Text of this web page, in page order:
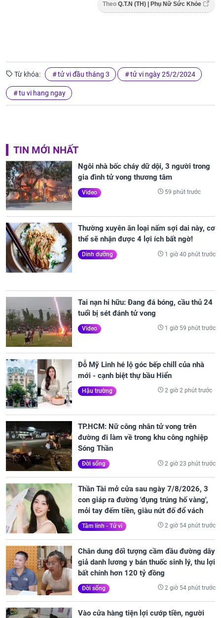
Theo Q.T.N (TH) | Phụ Nữ Sức Khỏe
Từ khóa: tử vi đầu tháng 3 tử vi ngày 25/2/2024
tu vi hang ngay
TIN MỚI NHẤT
Ngôi nhà bốc cháy dữ dội, 3 người trong
gia đình tử vong thương tâm
Video 59 phút trước
Thường xuyên ăn loại nấm sợi dai này, cơ
thể sẽ nhận được 4 lợi ích bất ngờ!
Dinh dưỡng 1 giờ 40 phút trước
Tai nạn hi hữu: Đang đá bóng, cầu thủ 24
tuổi bị sét đánh tử vong
Video 1 giờ 59 phút trước
Đỗ Mỹ Linh hé lộ góc bếp chill của nhà
mới - cạnh biệt thự bầu Hiển
Hậu trường 2 giờ 2 phút trước
TP.HCM: Nữ công nhân tử vong trên
đường đi làm về trong khu công nghiệp
Sóng Thần
Đời sống 2 giờ 23 phút trước
Thần Tài mở cửa sau ngày 7/8/2026, 3
con giáp ra đường 'đụng trúng hố vàng',
mỏi tay đếm tiền, giàu nứt đố đổ vách
Tâm linh - Tử vi 2 giờ 54 phút trước
Chân dung đối tượng cầm đầu đường dây
giả danh lương y bán thuốc sinh lý, thu lợi
bất chính hơn 120 tỷ đồng
Đời sống 2 giờ 54 phút trước
Vào cửa hàng tiện lợi cướp tiền, người